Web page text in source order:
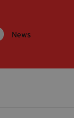
News